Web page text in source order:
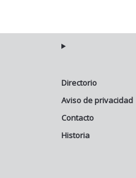
Directorio
Aviso de privacidad
Contacto
Historia